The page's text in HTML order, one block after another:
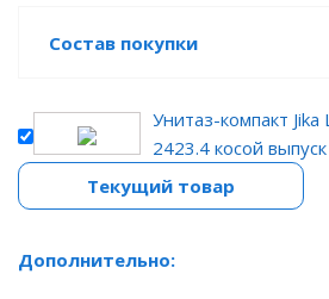
Состав покупки
Унитаз-компакт Jika
2423.4 косой выпуск
Текущий товар
Дополнительно: